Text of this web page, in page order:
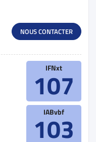
NOUS CONTACTER
IFNxt
107
IABvbf
103